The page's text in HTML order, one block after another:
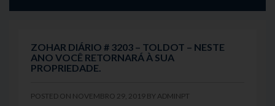
ZOHAR DIÁRIO # 3203 – TOLDOT – NESTE
ANO VOCÊ RETORNARÁ À SUA
PROPRIEDADE.
POSTED ON NOVEMBRO 29, 2019 BY ADMINPT